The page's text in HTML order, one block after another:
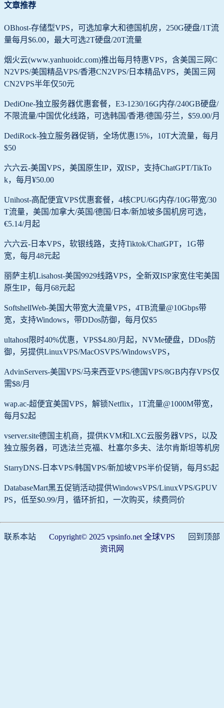
文章推荐
OBhost-存储型VPS，可选加拿大和德国机房，250G硬盘/1T流
量每月$6.00，最大可选2T硬盘/20T流量
烟火云(www.yanhuoidc.com)推出每月特惠VPS，含美国三网C
N2VPS/美国精品VPS/香港CN2VPS/日本精品VPS，美国三网
CN2VPS半年仅50元
DediOne-独立服务器优惠套餐，E3-1230/16G内存/240GB硬盘/
不限流量/中国优化线路，可选韩国/香港/德国/芬兰，$59.00/月
DediRock-独立服务器促销，全场优惠15%，10T大流量，每月
$50
六六云-美国VPS，美国原生IP，双ISP，支持ChatGPT/TikTo
k，每月¥50.00
Unihost-高配便宜VPS优惠套餐，4核CPU/6G内存/10G带宽/30
T流量，美国/加拿大/英国/德国/日本/新加坡多国机房可选，
€5.14/月起
六六云-日本VPS，软银线路，支持Tiktok/ChatGPT，1G带
宽，每月48元起
丽萨主机Lisahost-美国9929线路VPS，全新双ISP家宽住宅美国
原生IP，每月68元起
SoftshellWeb-美国大带宽大流量VPS，4TB流量@10Gbps带
宽，支持Windows，带DDos防御，每月仅$5
ultahost限时40%优惠，VPS$4.80/月起，NVMe硬盘，DDos防
御，另提供LinuxVPS/MacOSVPS/WindowsVPS，
AdvinServers-美国VPS/马来西亚VPS/德国VPS/8GB内存VPS仅
需$8/月
wap.ac-超便宜美国VPS，解锁Netflix，1T流量@1000M带宽，
每月$2起
vserver.site德国主机商，提供KVM和LXC云服务器VPS，以及
独立服务器，可选法兰克福、杜塞尔多夫、法尔肯斯坦等机房
StarryDNS-日本VPS/韩国VPS/新加坡VPS半价促销，每月$5起
DatabaseMart黑五促销活动提供WindowsVPS/LinuxVPS/GPUV
PS，低至$0.99/月，循环折扣，一次购买，续费同价
联系本站
Copyright© 2025 vpsinfo.net 全球VPS
资讯网
回到顶部